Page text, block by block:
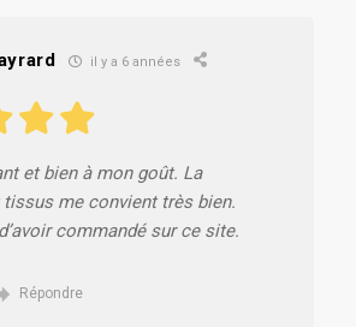
il y a 6 années
et bien à mon goût. La
me convient très bien.
commandé sur ce site.
Répondre